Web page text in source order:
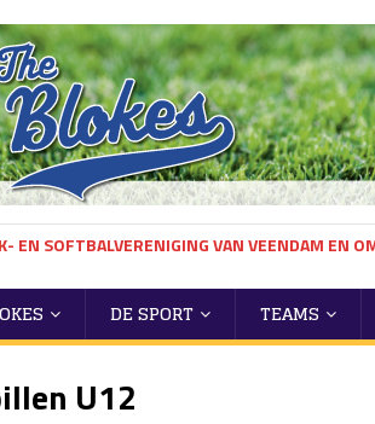
EN SOFTBALVERENIGING VAN VEENDAM EN
DE SPORT TEAMS
U12